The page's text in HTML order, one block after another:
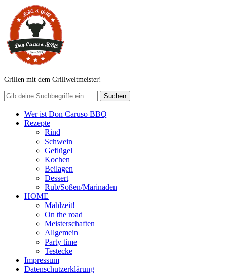
Grillen mit dem Grillweltmeister!
Wer ist Don Caruso BBQ
Rezepte
Rind
Schwein
Geflügel
Kochen
Beilagen
Dessert
Rub/Soßen/Marinaden
HOME
Mahlzeit!
On the road
Meisterschaften
Allgemein
Party time
Testecke
Impressum
Datenschutzerklärung